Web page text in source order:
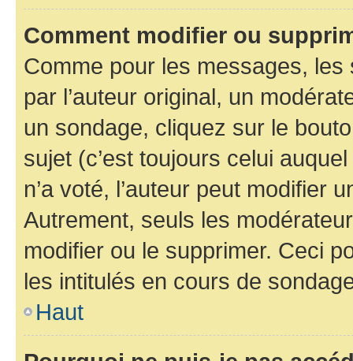
Comment modifier ou
Comme pour les messages,
par l’auteur original, un
un sondage, cliquez sur le
sujet (c’est toujours celui
n’a voté, l’auteur peut modifier
Autrement, seuls les
modifier ou le supprimer. Ceci
les intitulés en cours de
Haut